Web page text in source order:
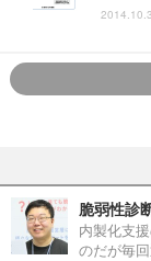
脆弱性診
内製化支
のだが毎